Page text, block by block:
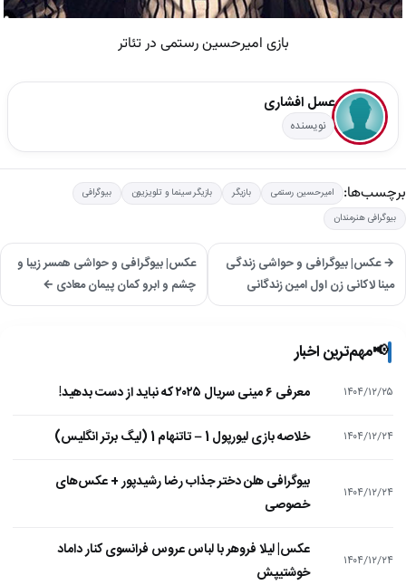
بازی امیرحسین رستمی در تئاتر
عسل افشاری
نویسنده
برچسب‌ها: امیرحسین رستمی بازیگر بازیگر سینما و تلویزیون
بیوگرافی
بیوگرافی هنرمندان
→ عکس| بیوگرافی و حواشی زندگی
مینا لاکانی زن اول امین زندگانی
عکس| بیوگرافی و حواشی همسر زیبا و
چشم و ابرو کمان پیمان معادی ←
📢مهم‌ترین اخبار
۱۴۰۴/۱۲/۲۵ معرفی ۶ مینی سریال ۲۰۲۵ که نباید از دست بدهید!
۱۴۰۴/۱۲/۲۴ خلاصه بازی لیورپول 1 – تاتنهام 1 (لیگ برتر انگلیس)
۱۴۰۴/۱۲/۲۴
بیوگرافی هلن دختر جذاب رضا رشیدپور + عکس‌های
خصوصی
۱۴۰۴/۱۲/۲۴
عکس| لیلا فروهر با لباس عروس فرانسوی کنار داماد
خوشتیپش